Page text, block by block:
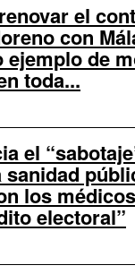
el
con
ejemplo de
toda...
el
sanidad
los
electoral”